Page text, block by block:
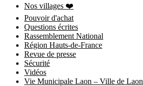
Nos villages ❤️
Pouvoir d'achat
Questions écrites
Rassemblement National
Région Hauts-de-France
Revue de presse
Sécurité
Vidéos
Vie Municipale Laon – Ville de Laon